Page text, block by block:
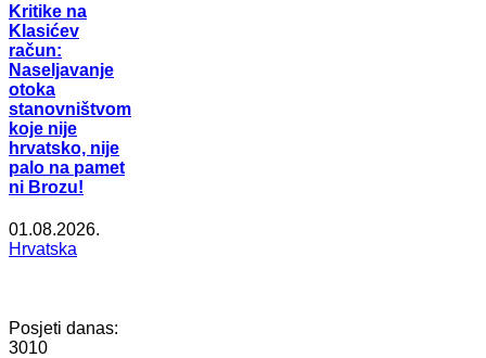
Kritike na
Klasićev
račun:
Naseljavanje
otoka
stanovništvom
koje nije
hrvatsko, nije
palo na pamet
ni Brozu!
01.08.2026.
Hrvatska
Posjeti danas:
3010